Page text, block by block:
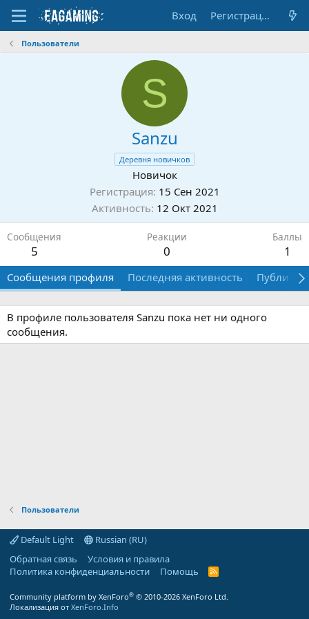
Вход Регистрация
Пользователи
S
Sanzu
Деревня новичков
Новичок
Регистрация 15 Сен 2021
Активность 12 Окт 2021
Сообщения
5
Реакции
0
Баллы
1
Сообщения профиля Последняя активность
В профиле пользователя Sanzu пока нет ни одного
сообщения.
Пользователи
Default Light
Russian (RU)
Обратная связь
Условия и правила
Политика конфиденциальности
Помощь
R
Community platform by XenForo® © 2010-2026 XenForo Ltd.
Локализация от XenForo.Info